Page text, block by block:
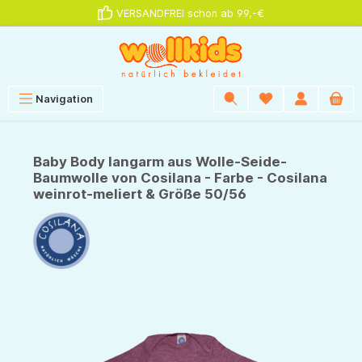
VERSANDFREI schon ab 99,-€
Navigation
Baby Body langarm aus Wolle-Seide-
Baumwolle von Cosilana - Farbe - Cosilana
weinrot-meliert & Größe 50/56